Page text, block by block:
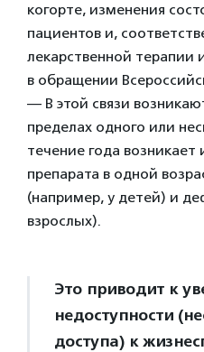
когорте, изменения
пациентов и,
лекарственной терапии
в обращении
— В этой связи
пределах одного или
течение года
препарата в одной
(например, у детей) и
взрослых).
Это приводит к
недоступности
доступа) к